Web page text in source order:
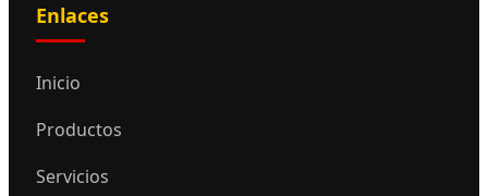
Enlaces
Inicio
Productos
Servicios